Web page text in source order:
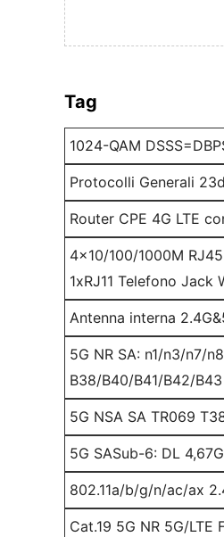
Tag
1024-QAM
Protocolli Generali
Router CPE 4G LTE
4x10/100/1000M
1xRJ11 Telefono Jack
Antenna interna
5G NR SA: n1/n3/n7/
B38/B40/B41/B42/
5G NSA SA TR069
5G SASub-6: DL
802.11a/b/g/n/ac/ax
Cat.19 5G NR 5G/LTE